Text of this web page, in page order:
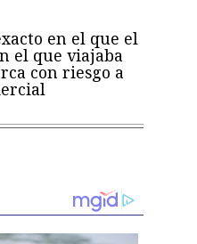
en el que el
el que viajaba
con riesgo a